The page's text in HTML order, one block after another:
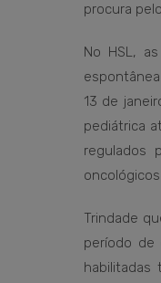
procura
No HSL,
13 de
pediátrica
regulados
Trindade
período de
habilitadas